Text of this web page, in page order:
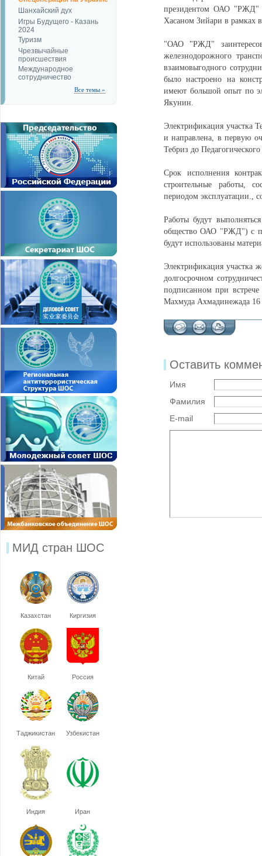
Шанхайский дух
Игры Будущего - Казань
2024
Туризм
Чрезвычайные
происшествия
Международное
сотрудничество
Все темы »
МИД стран ШОС
Казахстан Киргизия
Китай Россия
Таджикистан Узбекистан
Индия Иран
президентом ОАО "РЖД"
Хасаном Зийари в рамках
"ОАО "РЖД"
железнодорожного
взаимовыгодного
было настроено на
имеют большой опыт по
Якунин.
Электрификация участка
и направлена, в первую
Тебриз до
Срок исполнения
строительные работы,
периодом эксплуатации.,
Работы будут
общество ОАО "РЖД") с
будут использованы
Электрификация участка
долгосрочном
подписанном при
Махмуда Ахмадинежада 16
Оставить
Имя
Фамилия
E-mail